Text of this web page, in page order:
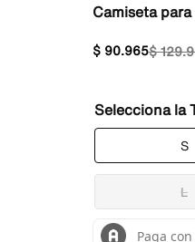
Camiseta
$129.
$ 90.965
S
L